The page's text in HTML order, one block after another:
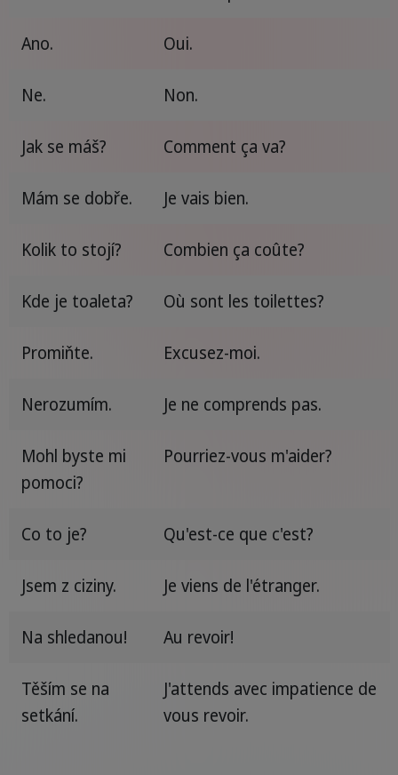
Ano. Oui.
Ne. Non.
Jak se máš? Comment ça va?
Mám se dobře. Je vais bien.
Kolik to stojí? Combien ça coûte?
Kde je toaleta? Où sont les toilettes?
Promiňte. Excusez-moi.
Nerozumím. Je ne comprends pas.
Mohl byste mi
pomoci?
Pourriez-vous m'aider?
Co to je? Qu'est-ce que c'est?
Jsem z ciziny. Je viens de l'étranger.
Na shledanou! Au revoir!
Těším se na
setkání.
J'attends avec impatience de
vous revoir.